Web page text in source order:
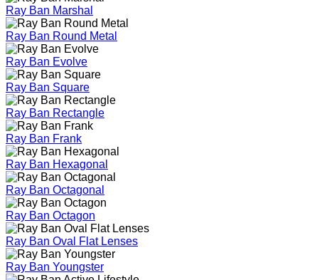
Ray Ban Marshal
Ray Ban Round Metal
Ray Ban Evolve
Ray Ban Square
Ray Ban Rectangle
Ray Ban Frank
Ray Ban Hexagonal
Ray Ban Octagonal
Ray Ban Octagon
Ray Ban Oval Flat Lenses
Ray Ban Youngster